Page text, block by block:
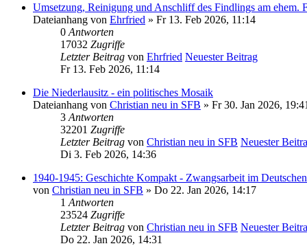
Umsetzung, Reinigung und Anschliff des Findlings am ehem.
Dateianhang von Ehrfried » Fr 13. Feb 2026, 11:14
0 Antworten
17032 Zugriffe
Letzter Beitrag von Ehrfried Neuester Beitrag
Fr 13. Feb 2026, 11:14
Die Niederlausitz - ein politisches Mosaik
Dateianhang von Christian neu in SFB » Fr 30. Jan 2026, 19:41
3 Antworten
32201 Zugriffe
Letzter Beitrag von Christian neu in SFB Neuester
Di 3. Feb 2026, 14:36
1940-1945: Geschichte Kompakt - Zwangsarbeit im
von Christian neu in SFB » Do 22. Jan 2026, 14:17
1 Antworten
23524 Zugriffe
Letzter Beitrag von Christian neu in SFB Neuester
Do 22. Jan 2026, 14:31